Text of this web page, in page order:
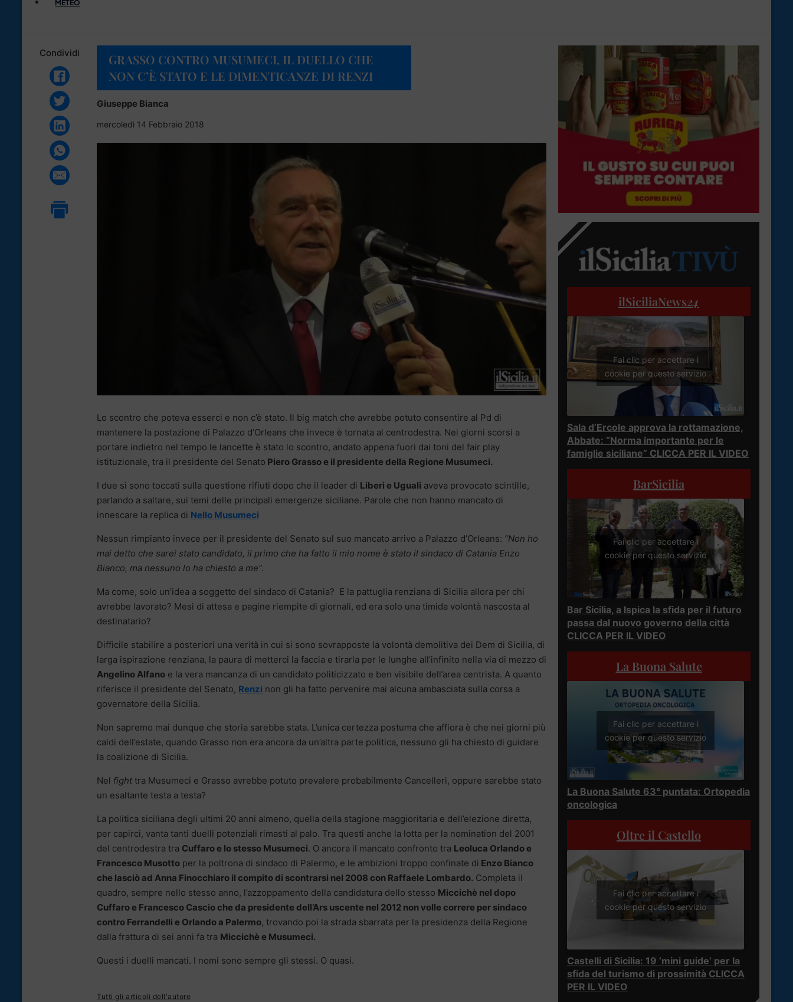
METEO
Condividi
GRASSO CONTRO MUSUMECI, IL DUELLO CHE
NON C’È STATO E LE DIMENTICANZE DI RENZI
Giuseppe Bianca
mercoledì 14 Febbraio 2018
Lo scontro che poteva esserci e non c’è stato. Il big match che avrebbe potuto consentire al Pd di
mantenere la postazione di Palazzo d’Orleans che invece è tornata al centrodestra. Nei giorni scorsi a
portare indietro nel tempo le lancette è stato lo scontro, andato appena fuori dai toni del fair play
istituzionale, tra il presidente del Senato Piero Grasso e il presidente della Regione Musumeci.
I due si sono toccati sulla questione rifiuti dopo che il leader di Liberi e Uguali aveva provocato scintille,
parlando a saltare, sui temi delle principali emergenze siciliane. Parole che non hanno mancato di
innescare la replica di Nello Musumeci
Nessun rimpianto invece per il presidente del Senato sul suo mancato arrivo a Palazzo d’Orleans: “Non ho
mai detto che sarei stato candidato, il primo che ha fatto il mio nome è stato il sindaco di Catania Enzo
Bianco, ma nessuno lo ha chiesto a me”.
Ma come, solo un’idea a soggetto del sindaco di Catania? E la pattuglia renziana di Sicilia allora per chi
avrebbe lavorato? Mesi di attesa e pagine riempite di giornali, ed era solo una timida volontà nascosta al
destinatario?
Difficile stabilire a posteriori una verità in cui si sono sovrapposte la volontà demolitiva dei Dem di Sicilia, di
larga ispirazione renziana, la paura di metterci la faccia e tirarla per le lunghe all’infinito nella via di mezzo di
Angelino Alfano e la vera mancanza di un candidato politicizzato e ben visibile dell’area centrista. A quanto
riferisce il presidente del Senato, Renzi non gli ha fatto pervenire mai alcuna ambasciata sulla corsa a
governatore della Sicilia.
Non sapremo mai dunque che storia sarebbe stata. L’unica certezza postuma che affiora è che nei giorni più
caldi dell’estate, quando Grasso non era ancora da un’altra parte politica, nessuno gli ha chiesto di guidare
la coalizione di Sicilia.
Nel fight tra Musumeci e Grasso avrebbe potuto prevalere probabilmente Cancelleri, oppure sarebbe stato
un esaltante testa a testa?
La politica siciliana degli ultimi 20 anni almeno, quella della stagione maggioritaria e dell’elezione diretta,
per capirci, vanta tanti duelli potenziali rimasti al palo. Tra questi anche la lotta per la nomination del 2001
del centrodestra tra Cuffaro e lo stesso Musumeci. O ancora il mancato confronto tra Leoluca Orlando e
Francesco Musotto per la poltrona di sindaco di Palermo, e le ambizioni troppo confinate di Enzo Bianco
che lasciò ad Anna Finocchiaro il compito di scontrarsi nel 2008 con Raffaele Lombardo. Completa il
quadro, sempre nello stesso anno, l’azzoppamento della candidatura dello stesso Miccichè nel dopo
Cuffaro e Francesco Cascio che da presidente dell’Ars uscente nel 2012 non volle correre per sindaco
contro Ferrandelli e Orlando a Palermo, trovando poi la strada sbarrata per la presidenza della Regione
dalla frattura di sei anni fa tra Miccichè e Musumeci.
Questi i duelli mancati. I nomi sono sempre gli stessi. O quasi.
Tutti gli articoli dell'autore
ilSiciliaNews24
Fai clic per accettare i
cookie per questo servizio
Sala d’Ercole approva la rottamazione,
Abbate: “Norma importante per le
famiglie siciliane” CLICCA PER IL VIDEO
BarSicilia
Fai clic per accettare i
cookie per questo servizio
Bar Sicilia, a Ispica la sfida per il futuro
passa dal nuovo governo della città
CLICCA PER IL VIDEO
La Buona Salute
Fai clic per accettare i
cookie per questo servizio
La Buona Salute 63° puntata: Ortopedia
oncologica
Oltre il Castello
Fai clic per accettare i
cookie per questo servizio
Castelli di Sicilia: 19 ‘mini guide’ per la
sfida del turismo di prossimità CLICCA
PER IL VIDEO